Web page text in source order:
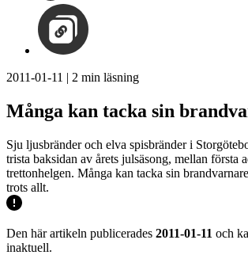
2011-01-11 | 2 min läsning
Många kan tacka sin
Sju ljusbränder och elva spisbränder i
trista baksidan av årets julsäsong, mellan första
trettonhelgen. Många kan tacka sin
trots allt.
Den här artikeln publicerades 2011-01-11 och
inaktuell.